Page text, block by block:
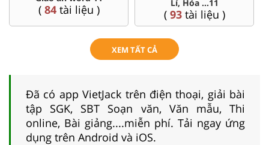
( 84tài liệu ) Lí, Hóa ...11
( 93tài liệu )
XEM TẤT CẢ
Đã có app VietJack trên điện thoại, giải bài
tập SGK, SBT Soạn văn, Văn mẫu, Thi
online, Bài giảng....miễn phí. Tải ngay ứng
dụng trên Android và iOS.